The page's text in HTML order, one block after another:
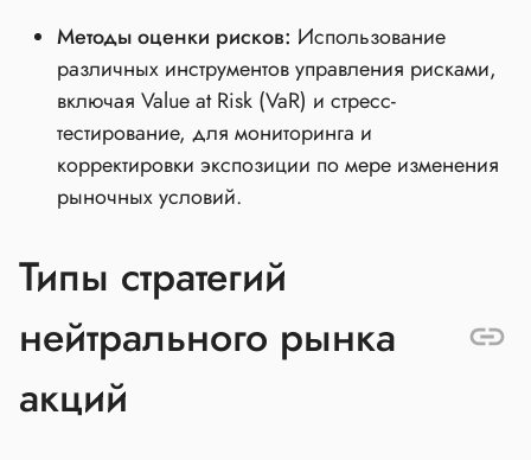
Методы оценки рисков: Использование
различных инструментов управления рисками,
включая Value at Risk (VaR) и стресс-
тестирование, для мониторинга и
корректировки экспозиции по мере изменения
рыночных условий.
Типы стратегий
нейтрального рынка
акций